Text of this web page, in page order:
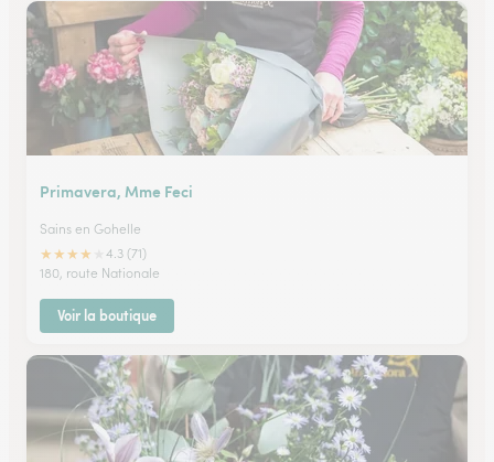
Primavera, Mme Feci
Sains en Gohelle
★★★★
4.3 (71)
180, route Nationale
Voir la boutique